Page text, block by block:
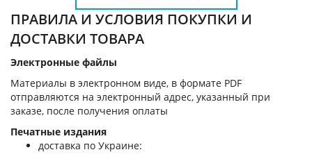
ПРАВИЛА И УСЛОВИЯ ПОКУПКИ И
ДОСТАВКИ ТОВАРА
Электронные файлы
Материалы в электронном виде, в формате PDF
отправляются на электронный адрес, указанный при
заказе, после получения оплаты
Печатные издания
доставка по Украине: